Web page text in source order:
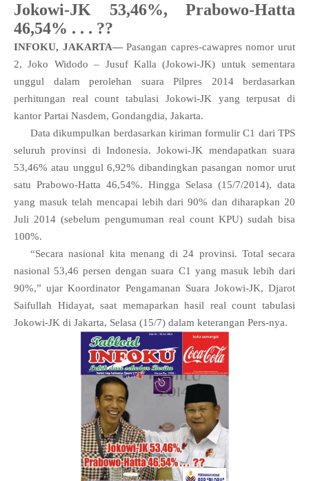
Jokowi-JK 53,46%, Prabowo-Hatta
46,54% . . . ??
INFOKU, JAKARTA—Pasangan capres-cawapres nomor urut
2, Joko Widodo – Jusuf Kalla (Jokowi-JK) untuk sementara
unggul dalam perolehan suara Pilpres 2014 berdasarkan
perhitungan real count tabulasi Jokowi-JK yang terpusat di
kantor Partai Nasdem, Gondangdia, Jakarta.
Data dikumpulkan berdasarkan kiriman formulir C1 dari TPS
seluruh provinsi di Indonesia. Jokowi-JK mendapatkan suara
53,46% atau unggul 6,92% dibandingkan pasangan nomor urut
satu Prabowo-Hatta 46,54%. Hingga Selasa (15/7/2014), data
yang masuk telah mencapai lebih dari 90% dan diharapkan 20
Juli 2014 (sebelum pengumuman real count KPU) sudah bisa
100%.
“Secara nasional kita menang di 24 provinsi. Total secara
nasional 53,46 persen dengan suara C1 yang masuk lebih dari
90%,” ujar Koordinator Pengamanan Suara Jokowi-JK, Djarot
Saifullah Hidayat, saat memaparkan hasil real count tabulasi
Jokowi-JK di Jakarta, Selasa (15/7) dalam keterangan Pers-nya.